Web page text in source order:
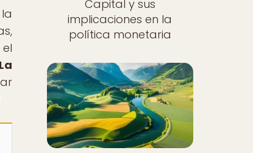
La
Capital y sus
implicaciones en la
política monetaria